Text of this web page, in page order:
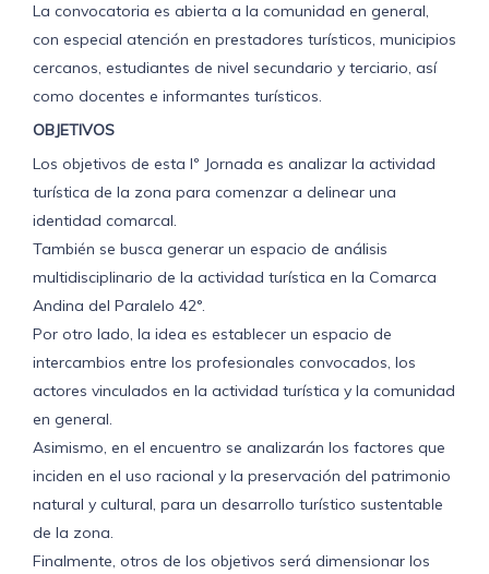
La convocatoria es abierta a la comunidad en general,
con especial atención en prestadores turísticos, municipios
cercanos, estudiantes de nivel secundario y terciario, así
como docentes e informantes turísticos.
OBJETIVOS
Los objetivos de esta Iº Jornada es analizar la actividad
turística de la zona para comenzar a delinear una
identidad comarcal.
También se busca generar un espacio de análisis
multidisciplinario de la actividad turística en la Comarca
Andina del Paralelo 42°.
Por otro lado, la idea es establecer un espacio de
intercambios entre los profesionales convocados, los
actores vinculados en la actividad turística y la comunidad
en general.
Asimismo, en el encuentro se analizarán los factores que
inciden en el uso racional y la preservación del patrimonio
natural y cultural, para un desarrollo turístico sustentable
de la zona.
Finalmente, otros de los objetivos será dimensionar los